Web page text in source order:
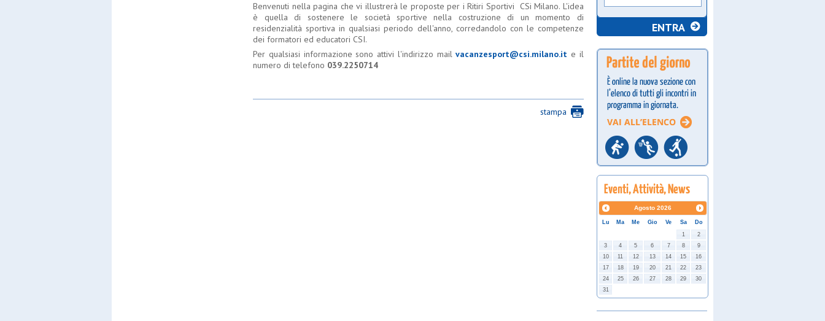
Benvenuti nella pagina che vi illustrerà le proposte per i Ritiri Sportivi CSi Milano. L'idea
è quella di sostenere le società sportive nella costruzione di un momento di
residenzialità sportiva in qualsiasi periodo dell'anno, corredandolo con le competenze
dei formatori ed educatori CSI.
Per qualsiasi informazione sono attivi l'indirizzo mailvacanzesport@csi.milano.it e il
numero di telefono 039.2250714
stampa
Agosto 2026
Lu Ma Me Gio Ve Sa
Do
1
2
3
4 5 6 7 8
9
10
11 12 13 14 15
16
17
18 19 20 21 22
23
24
25 26 27 28 29
30
31